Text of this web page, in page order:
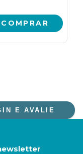
COMPRAR
E AVALIE